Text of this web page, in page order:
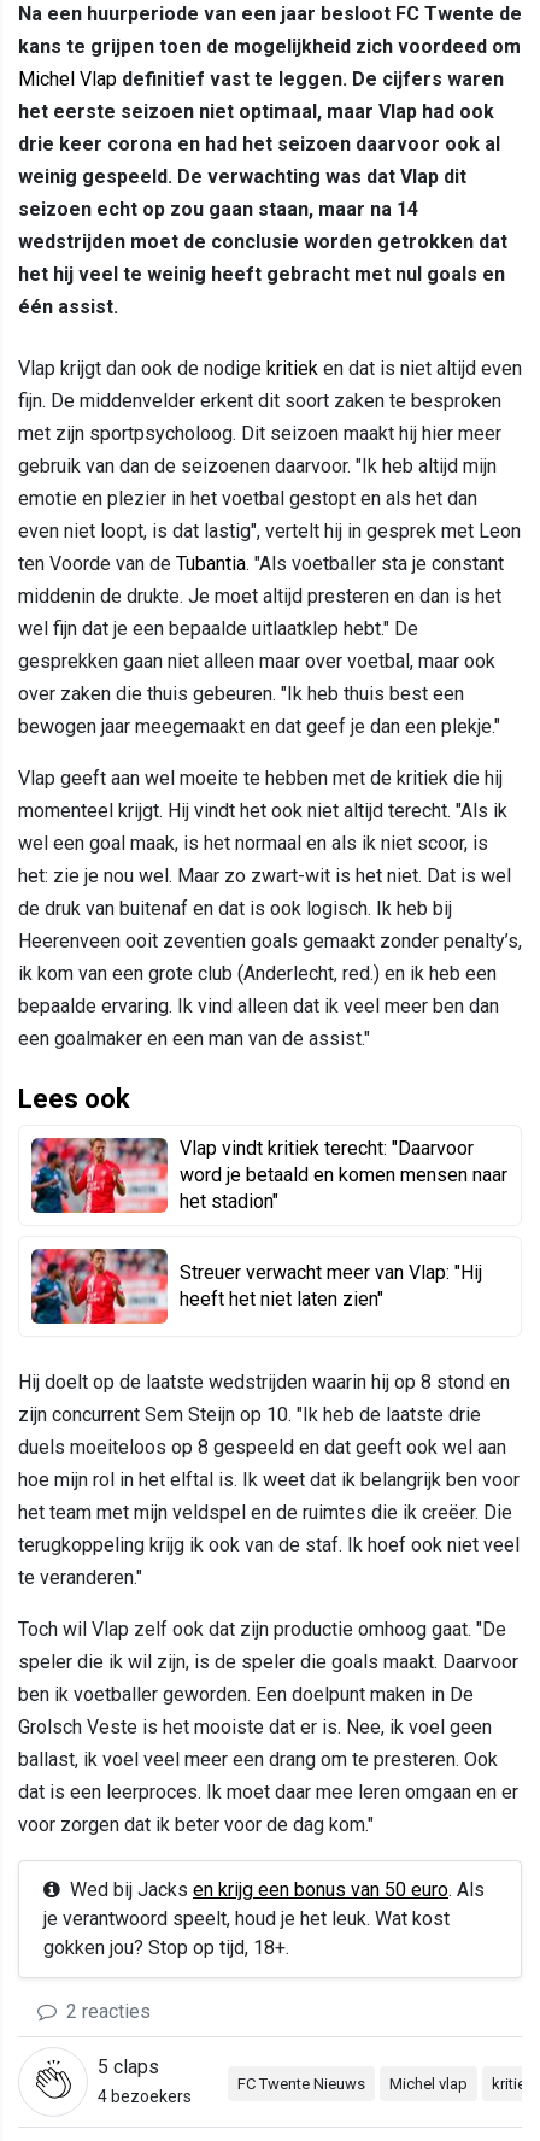
Na een huurperiode van een jaar besloot FC Twente de
kans te grijpen toen de mogelijkheid zich voordeed om
Michel Vlap definitief vast te leggen. De cijfers waren
het eerste seizoen niet optimaal, maar Vlap had ook
drie keer corona en had het seizoen daarvoor ook al
weinig gespeeld. De verwachting was dat Vlap dit
seizoen echt op zou gaan staan, maar na 14
wedstrijden moet de conclusie worden getrokken dat
het hij veel te weinig heeft gebracht met nul goals en
één assist.
Vlap krijgt dan ook de nodige kritiek en dat is niet altijd even
fijn. De middenvelder erkent dit soort zaken te besproken
met zijn sportpsycholoog. Dit seizoen maakt hij hier meer
gebruik van dan de seizoenen daarvoor. "Ik heb altijd mijn
emotie en plezier in het voetbal gestopt en als het dan
even niet loopt, is dat lastig", vertelt hij in gesprek met Leon
ten Voorde van de Tubantia. "Als voetballer sta je constant
middenin de drukte. Je moet altijd presteren en dan is het
wel fijn dat je een bepaalde uitlaatklep hebt." De
gesprekken gaan niet alleen maar over voetbal, maar ook
over zaken die thuis gebeuren. "Ik heb thuis best een
bewogen jaar meegemaakt en dat geef je dan een plekje."
Vlap geeft aan wel moeite te hebben met de kritiek die hij
momenteel krijgt. Hij vindt het ook niet altijd terecht. "Als ik
wel een goal maak, is het normaal en als ik niet scoor, is
het: zie je nou wel. Maar zo zwart-wit is het niet. Dat is wel
de druk van buitenaf en dat is ook logisch. Ik heb bij
Heerenveen ooit zeventien goals gemaakt zonder penalty’s,
ik kom van een grote club (Anderlecht, red.) en ik heb een
bepaalde ervaring. Ik vind alleen dat ik veel meer ben dan
een goalmaker en een man van de assist."
Lees ook
Vlap vindt kritiek terecht: "Daarvoor
word je betaald en komen mensen naar
het stadion"
Streuer verwacht meer van Vlap: "Hij
heeft het niet laten zien"
Hij doelt op de laatste wedstrijden waarin hij op 8 stond en
zijn concurrent Sem Steijn op 10. "Ik heb de laatste drie
duels moeiteloos op 8 gespeeld en dat geeft ook wel aan
hoe mijn rol in het elftal is. Ik weet dat ik belangrijk ben voor
het team met mijn veldspel en de ruimtes die ik creëer. Die
terugkoppeling krijg ik ook van de staf. Ik hoef ook niet veel
te veranderen."
Toch wil Vlap zelf ook dat zijn productie omhoog gaat. "De
speler die ik wil zijn, is de speler die goals maakt. Daarvoor
ben ik voetballer geworden. Een doelpunt maken in De
Grolsch Veste is het mooiste dat er is. Nee, ik voel geen
ballast, ik voel veel meer een drang om te presteren. Ook
dat is een leerproces. Ik moet daar mee leren omgaan en er
voor zorgen dat ik beter voor de dag kom."
Wed bij Jacks en krijg een bonus van 50 euro. Als
je verantwoord speelt, houd je het leuk. Wat kost
gokken jou? Stop op tijd, 18+.
2 reacties
5 claps
4 bezoekers
FC Twente Nieuws Michel vlap kritiek